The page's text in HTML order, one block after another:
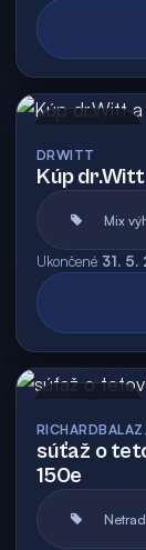
DRWITT
Kúp
Mix
Ukončené 31. 5.
súťaž o
150e